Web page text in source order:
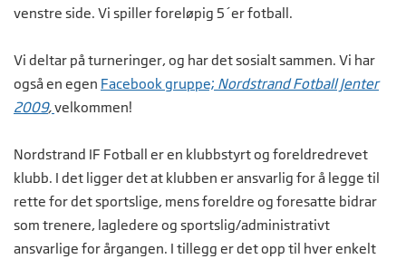
venstre side. Vi spiller foreløpig 5´er fotball.
Vi deltar på turneringer, og har det sosialt sammen. Vi har
også en egen Facebook gruppe; Nordstrand Fotball Jenter
2009,velkommen!
Nordstrand IF Fotball er en klubbstyrt og foreldredrevet
klubb. I det ligger det at klubben er ansvarlig for å legge til
rette for det sportslige, mens foreldre og foresatte bidrar
som trenere, lagledere og sportslig/administrativt
ansvarlige for årgangen. I tillegg er det opp til hver enkelt